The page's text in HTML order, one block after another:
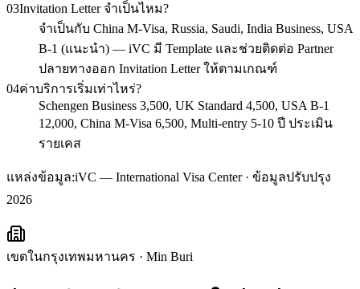
03Invitation Letter จำเป็นไหม?
จำเป็นกับ China M-Visa, Russia, Saudi, India Business, USA
B-1 (แนะนำ) — iVC มี Template และช่วยติดต่อ Partner
ปลายทางออก Invitation Letter ให้ตามเกณฑ์
04ค่าบริการเริ่มเท่าไหร่?
Schengen Business 3,500, UK Standard 4,500, USA B-1
12,000, China M-Visa 6,500, Multi-entry 5-10 ปี ประเมิน
รายเคส
แหล่งข้อมูล:iVC — International Visa Center · ข้อมูลปรับปรุง
2026
เขตในกรุงเทพมหานคร · Min Buri